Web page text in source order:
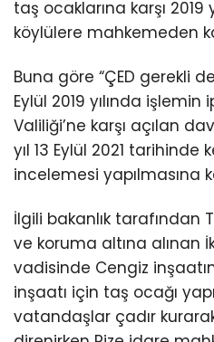
taş ocaklarına karşı
köylülere mahkemeden
Buna göre “ÇED gerekli
Eylül 2019 yılında
Valiliği’ne karşı açılan
yıl 13 Eylül 2021 tarihinde
incelemesi yapılmasına
İlgili bakanlık tarafından
ve koruma altına alınan
vadisinde Cengiz
inşaatı için taş ocağı
vatandaşlar çadır